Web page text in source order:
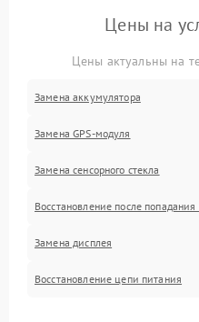
Цены на
Цены актуальны на
Замена аккумулятора
Замена GPS-модуля
Замена сенсорного стекла
Восстановление после попадания
Замена дисплея
Восстановление цепи питания